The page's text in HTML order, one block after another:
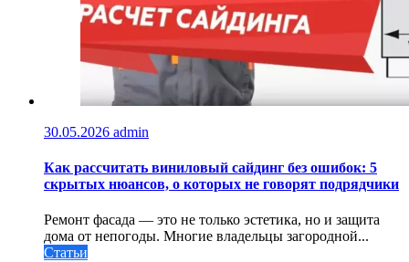
30.05.2026 admin
Как рассчитать виниловый сайдинг без ошибок: 5
скрытых нюансов, о которых не говорят подрядчики
Ремонт фасада — это не только эстетика, но и защита
дома от непогоды. Многие владельцы загородной...
Статьи